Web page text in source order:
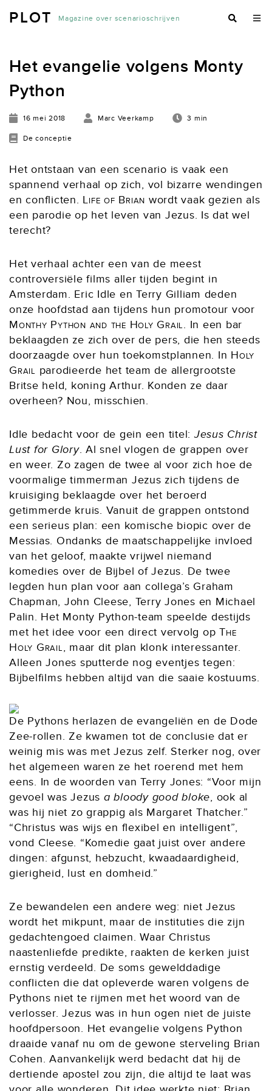
PLOT Magazine over scenarioschrijven
Het evangelie volgens Monty
Python
16 mei 2018 Marc Veerkamp 3 min
De conceptie
Het ontstaan van een scenario is vaak een
spannend verhaal op zich, vol bizarre wendingen
en conflicten. Life of Brian wordt vaak gezien als
een parodie op het leven van Jezus. Is dat wel
terecht?
Het verhaal achter een van de meest
controversiële films aller tijden begint in
Amsterdam. Eric Idle en Terry Gilliam deden
onze hoofdstad aan tijdens hun promotour voor
Monthy Python and the Holy Grail. In een bar
beklaagden ze zich over de pers, die hen steeds
doorzaagde over hun toekomstplannen. In Holy
Grail parodieerde het team de allergrootste
Britse held, koning Arthur. Konden ze daar
overheen? Nou, misschien.
Idle bedacht voor de gein een titel:Jesus Christ
Lust for Glory. Al snel vlogen de grappen over
en weer. Zo zagen de twee al voor zich hoe de
voormalige timmerman Jezus zich tijdens de
kruisiging beklaagde over het beroerd
getimmerde kruis. Vanuit de grappen ontstond
een serieus plan: een komische biopic over de
Messias. Ondanks de maatschappelijke invloed
van het geloof, maakte vrijwel niemand
komedies over de Bijbel of Jezus. De twee
legden hun plan voor aan collega’s Graham
Chapman, John Cleese, Terry Jones en Michael
Palin. Het Monty Python-team speelde destijds
met het idee voor een direct vervolg opThe
Holy Grail, maar dit plan klonk interessanter.
Alleen Jones sputterde nog eventjes tegen:
Bijbelfilms hebben altijd van die saaie kostuums.
De Pythons herlazen de evangeliën en de Dode
Zee-rollen. Ze kwamen tot de conclusie dat er
weinig mis was met Jezus zelf. Sterker nog, over
het algemeen waren ze het roerend met hem
eens. In de woorden van Terry Jones: “Voor mijn
gevoel was Jezus a bloody good bloke, ook al
was hij niet zo grappig als Margaret Thatcher.”
“Christus was wijs en flexibel en intelligent”,
vond Cleese. “Komedie gaat juist over andere
dingen: afgunst, hebzucht, kwaadaardigheid,
gierigheid, lust en domheid.”
Ze bewandelen een andere weg: niet Jezus
wordt het mikpunt, maar de instituties die zijn
gedachtengoed claimen. Waar Christus
naastenliefde predikte, raakten de kerken juist
ernstig verdeeld. De soms gewelddadige
conflicten die dat opleverde waren volgens de
Pythons niet te rijmen met het woord van de
verlosser. Jezus was in hun ogen niet de juiste
hoofdpersoon. Het evangelie volgens Python
draaide vanaf nu om de gewone sterveling Brian
Cohen. Aanvankelijk werd bedacht dat hij de
dertiende apostel zou zijn, die altijd te laat was